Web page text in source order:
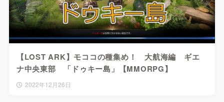
【LOST ARK】モココの種集め！ 大航海編 ギエ
ナ中央東部 「ドゥキー島」【MMORPG】
2022年12月26日